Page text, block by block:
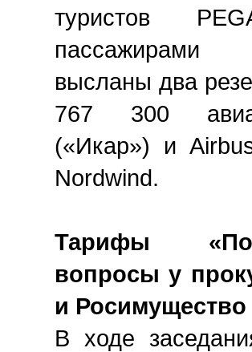
туристов
пассажирами
высланы два
767 300
(«Икар») и
Nordwind.
Тарифы
вопросы у
и Росимущество
В ходе